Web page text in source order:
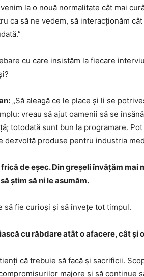
la o nouă normalitate cât mai
ca să ne vedem, să interacționăm
cu care insistăm la fiecare
„Să aleagă ce le place și li se
vreau să ajut oamenii să se
totodată sunt bun la programare.
dezvoltă produse pentru industria
frică de eșec. Din greșeli învățăm
știm să ni le asumăm.
să fie curioși și să învețe tot timpul.
cu răbdare atât o afacere, cât și
că trebuie să facă și sacrificii.
majore și să continue